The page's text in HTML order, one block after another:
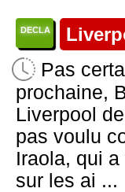
DECLA
Pas
prochaine,
Liverpool
pas voulu
Iraola, qui
sur les ai ...